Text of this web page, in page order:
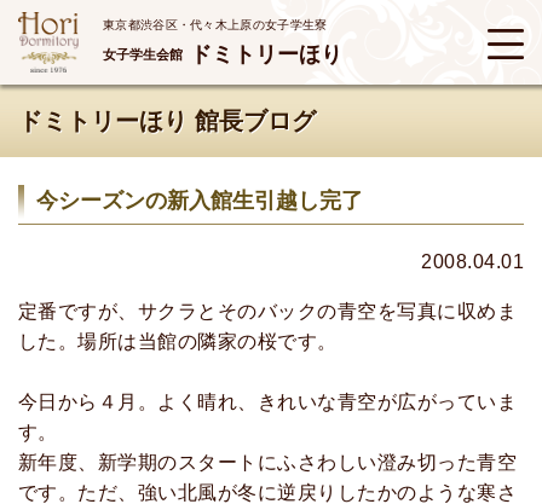
東京都渋谷区・代々木上原の女子学生寮
女子学生会館 ドミトリーほり
ドミトリーほり 館長ブログ
今シーズンの新入館生引越し完了
2008.04.01
定番ですが、サクラとそのバックの青空を写真に収めま
した。場所は当館の隣家の桜です。
今日から４月。よく晴れ、きれいな青空が広がっていま
す。
新年度、新学期のスタートにふさわしい澄み切った青空
です。ただ、強い北風が冬に逆戻りしたかのような寒さ